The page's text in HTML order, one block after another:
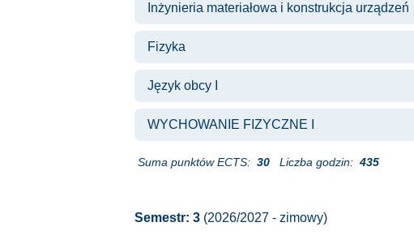
Inżynieria materiałowa i konstrukcja urządzeń
Fizyka
Język obcy I
WYCHOWANIE FIZYCZNE I
Suma punktów ECTS: 30 Liczba godzin: 435
Semestr: 3 (2026/2027 - zimowy)